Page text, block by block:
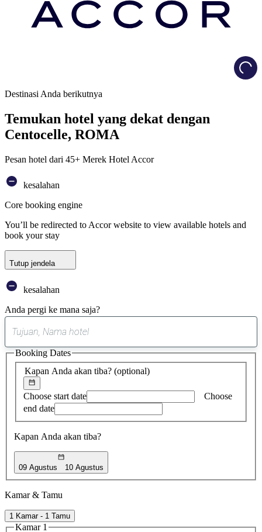
Destinasi Anda berikutnya
Temukan hotel yang dekat dengan
Centocelle, ROMA
Pesan hotel dari 45+ Merek Hotel Accor
kesalahan
Core booking engine
You’ll be redirected to Accor website to view available hotels and
book your stay
Tutup jendela
kesalahan
Anda pergi ke mana saja?
saran
ditemukan
Kapan Anda akan tiba? (optional)
Choose start date
Choose
end date
Kapan Anda akan tiba?
09 Agustus 10 Agustus
Booking Dates
Kamar & Tamu
1 Kamar - 1 Tamu
Kamar 1